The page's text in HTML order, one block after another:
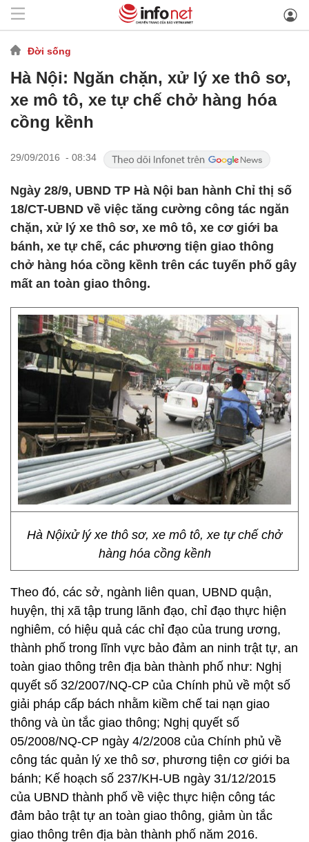
Đời sống
Hà Nội: Ngăn chặn, xử lý xe thô sơ,
xe mô tô, xe tự chế chở hàng hóa
cồng kềnh
29/09/2016 - 08:34
Ngày 28/9, UBND TP Hà Nội ban hành Chỉ thị số
18/CT-UBND về việc tăng cường công tác ngăn
chặn, xử lý xe thô sơ, xe mô tô, xe cơ giới ba
bánh, xe tự chế, các phương tiện giao thông
chở hàng hóa cồng kềnh trên các tuyến phố gây
mất an toàn giao thông.
Hà Nộixử lý xe thô sơ, xe mô tô, xe tự chế chở
hàng hóa cồng kềnh
Theo đó, các sở, ngành liên quan, UBND quận,
huyện, thị xã tập trung lãnh đạo, chỉ đạo thực hiện
nghiêm, có hiệu quả các chỉ đạo của trung ương,
thành phố trong lĩnh vực bảo đảm an ninh trật tự, an
toàn giao thông trên địa bàn thành phố như: Nghị
quyết số 32/2007/NQ-CP của Chính phủ về một số
giải pháp cấp bách nhằm kiềm chế tai nạn giao
thông và ùn tắc giao thông; Nghị quyết số
05/2008/NQ-CP ngày 4/2/2008 của Chính phủ về
công tác quản lý xe thô sơ, phương tiện cơ giới ba
bánh; Kế hoạch số 237/KH-UB ngày 31/12/2015
của UBND thành phố về việc thực hiện công tác
đảm bảo trật tự an toàn giao thông, giảm ùn tắc
giao thông trên địa bàn thành phố năm 2016.